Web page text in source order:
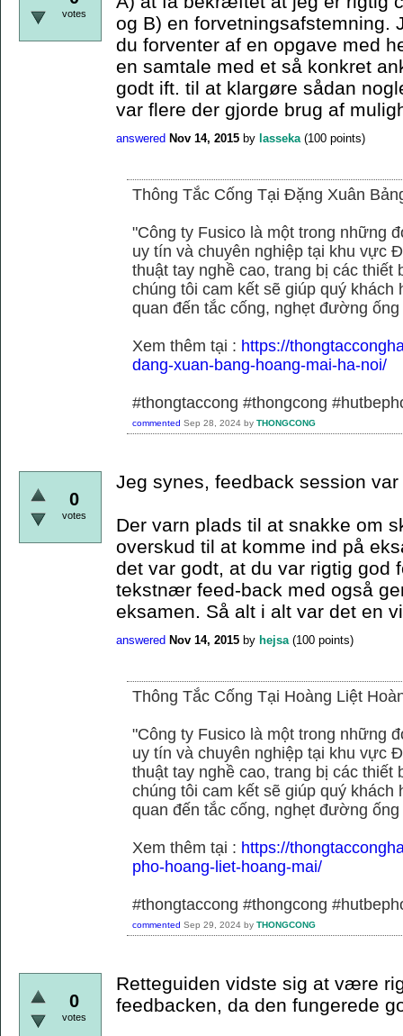
votes
og B) en forvetningsafstemning.
du forventer af en opgave med
en samtale med et så konkret
godt ift. til at klargøre sådan
var flere der gjorde brug af
answered Nov 14, 2015 by lasseka (100 points)
Thông Tắc Cống Tại Đặng Xuân
"Công ty Fusico là một trong những
uy tín và chuyên nghiệp tại khu vực
thuật tay nghề cao, trang bị các thiết
chúng tôi cam kết sẽ giúp quý
quan đến tắc cống, nghẹt đường
Xem thêm tại : https://
dang-xuan-bang-hoang-mai-ha-noi/
#thongtaccong #thongcong
commented Sep 28, 2024 by THONGCONG
0
votes
Jeg synes, feedback session
Der varn plads til at snakke om
overskud til at komme ind på
det var godt, at du var rigtig god
tekstnær feed-back med også
eksamen. Så alt i alt var det en
answered Nov 14, 2015 by hejsa (100 points)
Thông Tắc Cống Tại Hoàng Liệt
"Công ty Fusico là một trong những
uy tín và chuyên nghiệp tại khu vực
thuật tay nghề cao, trang bị các thiết
chúng tôi cam kết sẽ giúp quý
quan đến tắc cống, nghẹt đường
Xem thêm tại : https://
pho-hoang-liet-hoang-mai/
#thongtaccong #thongcong
commented Sep 29, 2024 by THONGCONG
0
votes
Retteguiden vidste sig at være
feedbacken, da den fungerede